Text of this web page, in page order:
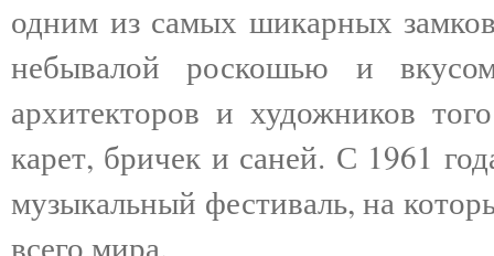
одним из самых шикарных
небывалой роскошью и
архитекторов и художников
карет, бричек и саней. С 1961
музыкальный фестиваль, на
всего мира.